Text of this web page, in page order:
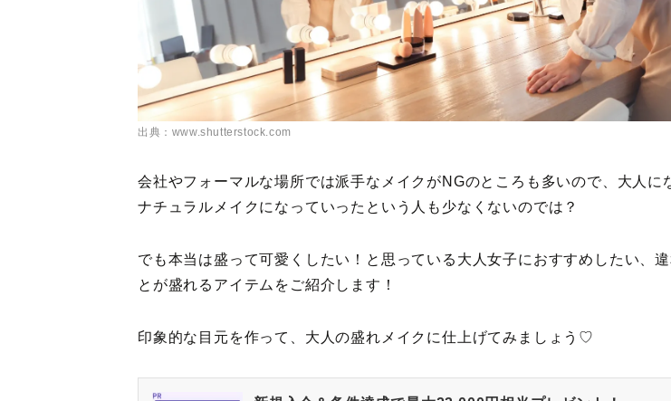
出典：www.shutterstock.com
会社やフォーマルな場所では派手なメイクがNGのところも多いので、大人に
ナチュラルメイクになっていったという人も少なくないのでは？
でも本当は盛って可愛くしたい！と思っている大人女子におすすめしたい、
とが盛れるアイテムをご紹介します！
印象的な目元を作って、大人の盛れメイクに仕上げてみましょう♡